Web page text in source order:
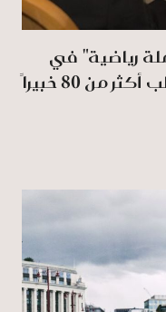
رياضية" في
نسختها الأكثر تطوراً وتستقطب أكثر من 80 خبيراً